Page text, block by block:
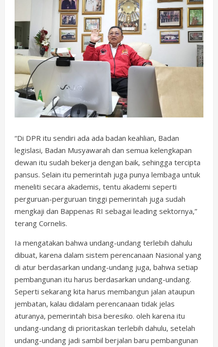
“Di DPR itu sendiri ada ada badan keahlian, Badan
legislasi, Badan Musyawarah dan semua kelengkapan
dewan itu sudah bekerja dengan baik, sehingga tercipta
pansus. Selain itu pemerintah juga punya lembaga untuk
meneliti secara akademis, tentu akademi seperti
perguruan-perguruan tinggi pemerintah juga sudah
mengkaji dan Bappenas RI sebagai leading sektornya,”
terang Cornelis.
Ia mengatakan bahwa undang-undang terlebih dahulu
dibuat, karena dalam sistem perencanaan Nasional yang
di atur berdasarkan undang-undang juga, bahwa setiap
pembangunan itu harus berdasarkan undang-undang.
Seperti sekarang kita harus membangun jalan ataupun
jembatan, kalau didalam perencanaan tidak jelas
aturanya, pemerintah bisa beresiko. oleh karena itu
undang-undang di prioritaskan terlebih dahulu, setelah
undang-undang jadi sambil berjalan baru pembangunan